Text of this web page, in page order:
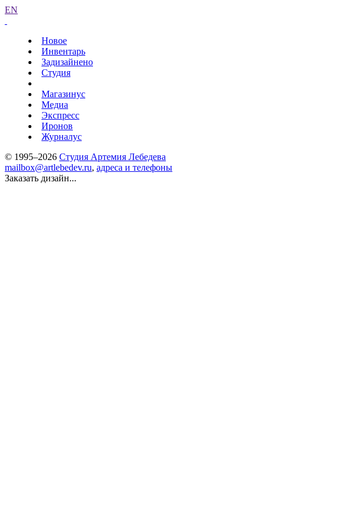
EN
Новое
Инвентарь
Задизайнено
Студия
Магазинус
Медиа
Экспресс
Иронов
Журналус
© 1995–2026 Студия Артемия Лебедева
mailbox@artlebedev.ru, адреса и телефоны
Заказать дизайн...